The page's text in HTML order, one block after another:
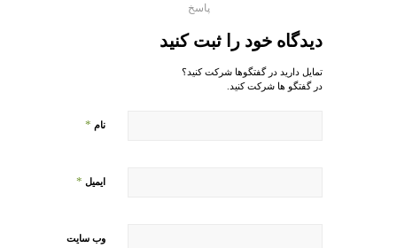
پاسخ
دیدگاه خود را ثبت کنید
تمایل دارید در گفتگوها شرکت کنید؟
در گفتگو ها شرکت کنید.
نام *
ایمیل *
وب‌ سایت